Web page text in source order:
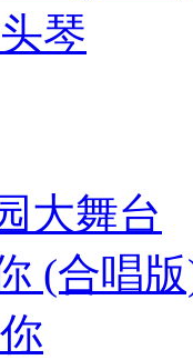
琴
大舞台
(合唱